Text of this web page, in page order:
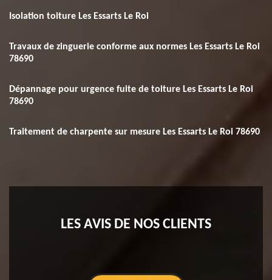
Isolation toiture Les Essarts Le Roi
Travaux de zinguerie conforme aux normes Les Essarts Le Roi
78690
Dépannage pour urgence fuite de toiture Les Essarts Le Roi
78690
Traitement de charpente sur mesure Les Essarts Le Roi 78690
LES AVIS DE NOS CLIENTS